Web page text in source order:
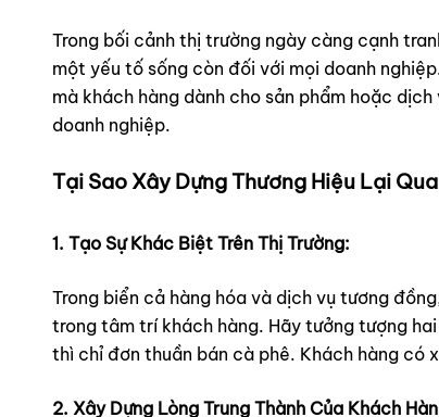
Trong bối cảnh thị trường ngày càng cạnh
một yếu tố sống còn đối với mọi doanh
mà khách hàng dành cho sản phẩm hoặc
doanh nghiệp.
Tại Sao Xây Dựng Thương Hiệu Lại
1. Tạo Sự Khác Biệt Trên Thị Trường:
Trong biển cả hàng hóa và dịch vụ tương
trong tâm trí khách hàng. Hãy tưởng tượng
thì chỉ đơn thuần bán cà phê. Khách hàng có
2. Xây Dựng Lòng Trung Thành Của Khách